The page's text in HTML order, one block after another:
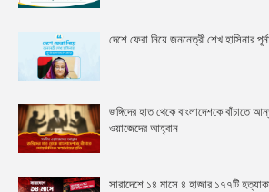
দেশে ফেরা নিয়ে জননেত্রী শেখ হাসিনার
জঙ্গিদের হাত থেকে বাংলাদেশকে বাঁচাতে
ওয়াজেদের আহ্বান
সারাদেশে ১৪ মাসে ৪ হাজার ১৭৭টি